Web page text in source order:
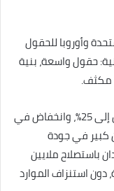
وأوروبا للحقول
حقول واسعة، بنية
مكثف.
النتائج الأولية مبشرة. زيادة في الإنتاجية تصل إلى 25%، وانخفاض في
بنسبة 20%، وتحسن كبير في جودة
باستصلاح ملايين
دون استنزاف الموارد